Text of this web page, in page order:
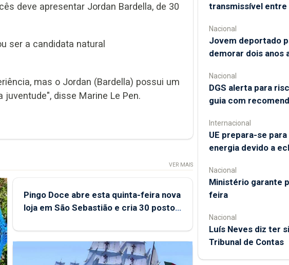
deve apresentar Jordan Bardella, de 30
ser a candidata natural
mas o Jordan (Bardella) possui um
disse Marine Le Pen.
VER MAIS
Pingo Doce abre esta quinta-feira nova
loja em São Sebastião e cria 30 postos
transmissível entre
Nacional
Jovem deportado
demorar dois anos
Nacional
DGS alerta para
guia com
Internacional
UE prepara-se
energia devido a
Nacional
Ministério garante
feira
Nacional
Luís Neves diz ter
Tribunal de Contas